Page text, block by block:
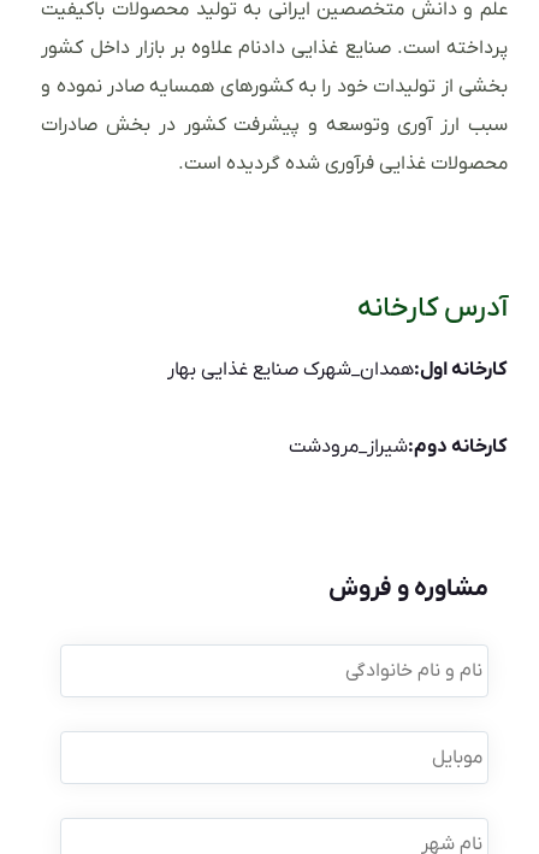
علم و دانش متخصصین ایرانی به تولید محصولات باکیفیت
پرداخته است. صنایع غذایی دادنام علاوه بر بازار داخل کشور
بخشی از تولیدات خود را به کشورهای همسایه صادر نموده و
سبب ارز آوری وتوسعه و پیشرفت کشور در بخش صادرات
محصولات غذایی فرآوری شده گردیده است.
آدرس کارخانه
کارخانه اول:همدان_شهرک صنایع غذایی بهار
کارخانه دوم:شیراز_مرودشت
مشاوره و فروش
نام
و
نام
موبایل *
نام
شهر